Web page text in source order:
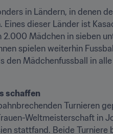
in Ländern, in denen
dieser Länder ist
Mädchen in sieben
spielen weiterhin
den Mädchenfussball in
schaffen
Turnieren
Weltmeisterschaft
stattfand. Beide